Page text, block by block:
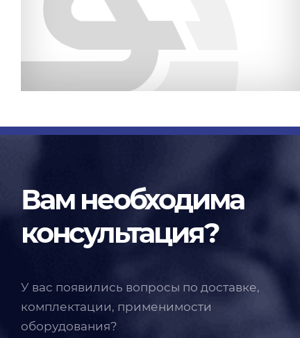
Вам необходима
консультация?
У вас появились вопросы по доставке,
комплектации, применимости
оборудования?